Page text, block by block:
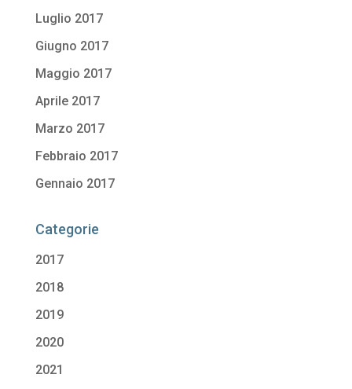
Luglio 2017
Giugno 2017
Maggio 2017
Aprile 2017
Marzo 2017
Febbraio 2017
Gennaio 2017
Categorie
2017
2018
2019
2020
2021